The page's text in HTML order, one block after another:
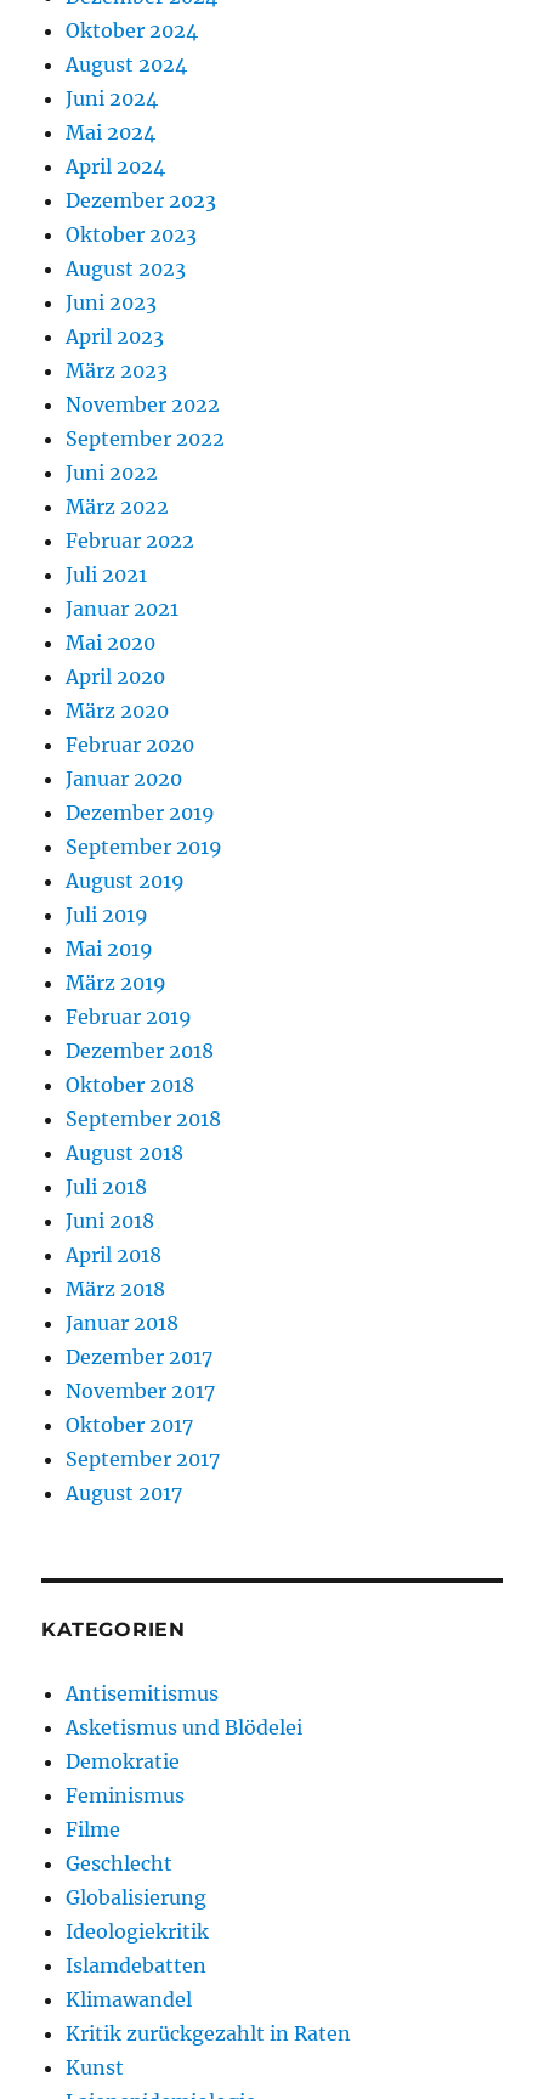
Oktober 2024
August 2024
Juni 2024
Mai 2024
April 2024
Dezember 2023
Oktober 2023
August 2023
Juni 2023
April 2023
März 2023
November 2022
September 2022
Juni 2022
März 2022
Februar 2022
Juli 2021
Januar 2021
Mai 2020
April 2020
März 2020
Februar 2020
Januar 2020
Dezember 2019
September 2019
August 2019
Juli 2019
Mai 2019
März 2019
Februar 2019
Dezember 2018
Oktober 2018
September 2018
August 2018
Juli 2018
Juni 2018
April 2018
März 2018
Januar 2018
Dezember 2017
November 2017
Oktober 2017
September 2017
August 2017
KATEGORIEN
Antisemitismus
Asketismus und Blödelei
Demokratie
Feminismus
Filme
Geschlecht
Globalisierung
Ideologiekritik
Islamdebatten
Klimawandel
Kritik zurückgezahlt in Raten
Kunst